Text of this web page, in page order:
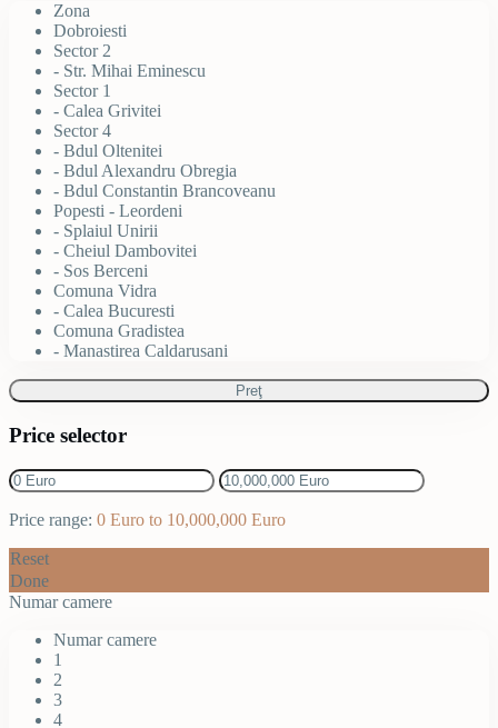
Zona
Dobroiesti
Sector 2
- Str. Mihai Eminescu
Sector 1
- Calea Grivitei
Sector 4
- Bdul Oltenitei
- Bdul Alexandru Obregia
- Bdul Constantin Brancoveanu
Popesti - Leordeni
- Splaiul Unirii
- Cheiul Dambovitei
- Sos Berceni
Comuna Vidra
- Calea Bucuresti
Comuna Gradistea
- Manastirea Caldarusani
Preţ
Price selector
Price range: 0 Euro to 10,000,000 Euro
Reset
Done
Numar camere
Numar camere
1
2
3
4